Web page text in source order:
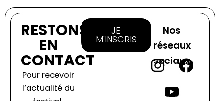
RESTONS
EN
CONTACT
Pour recevoir
l’actualité du
JE
M'INSCRIS
Nos
réseaux
sociaux
I
n
F
Y
o